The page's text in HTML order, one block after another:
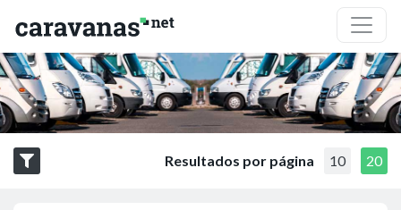
Resultados por página 10 20